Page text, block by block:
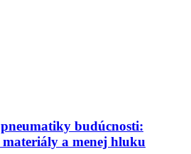
budúcnosti:
materiály a menej hluku